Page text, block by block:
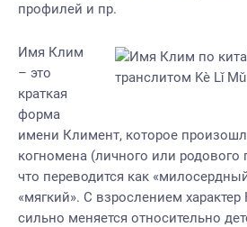
профилей и пр.
Имя Клим
– это
краткая
форма
имени Климент, которое
когномена (личного или родового
что переводится как
«мягкий». С взрослением
сильно меняется относительно